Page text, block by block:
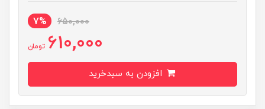
650,000
7%
610,000 تومان